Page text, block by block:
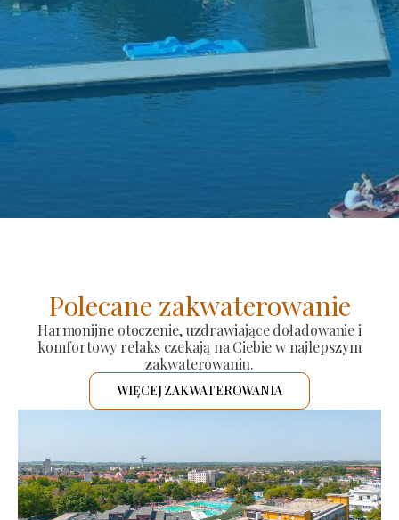
Polecane zakwaterowanie
Harmonijne otoczenie, uzdrawiające doładowanie i
komfortowy relaks czekają na Ciebie w najlepszym
zakwaterowaniu.
WIĘCEJ ZAKWATEROWANIA